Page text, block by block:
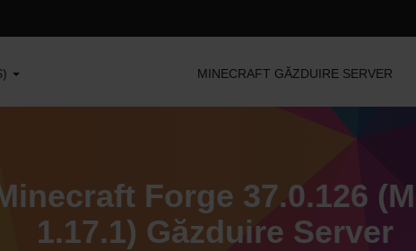
MINECRAFT GĂZDUIRE SERVER
Forge 37.0.126
1.17.1) Găzduire Server